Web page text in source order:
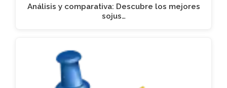
Análisis y comparativa: Descubre los mejores
sojus…